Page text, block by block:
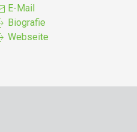
E-Mail
Biografie
Webseite